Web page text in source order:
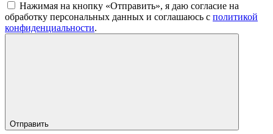
Нажимая на кнопку «Отправить», я даю согласие на
обработку персональных данных и соглашаюсь c политикой
конфиденциальности.
Отправить